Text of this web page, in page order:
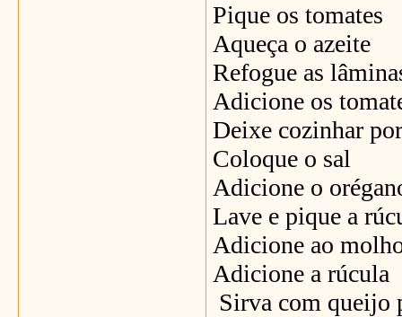
Pique os tomates
Aqueça o azeite
Refogue as
Adicione os
Deixe cozinhar
Coloque o sal
Adicione o
Lave e pique a
Adicione ao
Adicione a rúcula
Sirva com queijo